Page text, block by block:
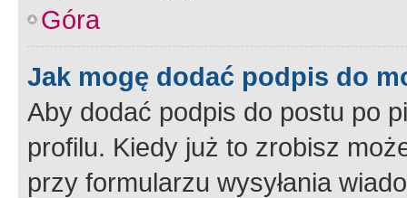
Góra
Jak mogę dodać podpis do
Aby dodać podpis do postu po
profilu. Kiedy już to zrobisz
przy formularzu wysyłania